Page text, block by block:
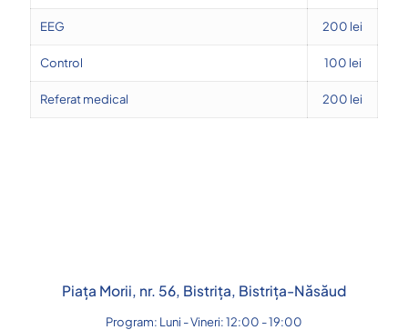
EEG 200 lei
Control 100 lei
Referat medical 200 lei
Piața Morii, nr. 56, Bistrița, Bistrița-Năsăud
Program: Luni - Vineri: 12:00 - 19:00